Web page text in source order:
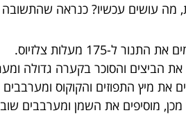
מה עושים עכשיו? כנראה
התנור ל-175 מעלות צלזיוס.
הביצים והסוכר בקערה גדולה
את מיץ התפוזים והקוקוס
מוסיפים את השמן ומערבבים